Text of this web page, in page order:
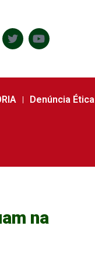
Denúncia Ética
na